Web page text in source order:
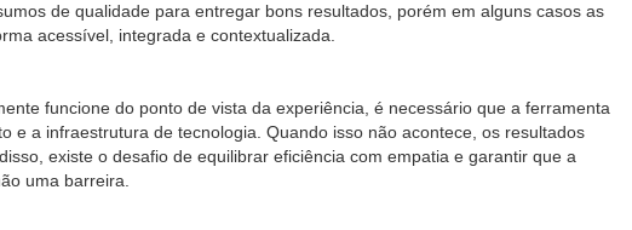
de qualidade para entregar bons resultados, porém em alguns casos as
acessível, integrada e contextualizada.
funcione do ponto de vista da experiência, é necessário que a ferramenta
e a infraestrutura de tecnologia. Quando isso não acontece, os resultados
existe o desafio de equilibrar eficiência com empatia e garantir que a
uma barreira.